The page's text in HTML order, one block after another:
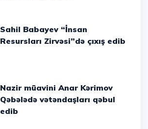
Sahil Babayev “İnsan
Resursları Zirvəsi”də çıxış edib
Nazir müavini Anar Kərimov
Qəbələdə vətəndaşları qəbul
edib